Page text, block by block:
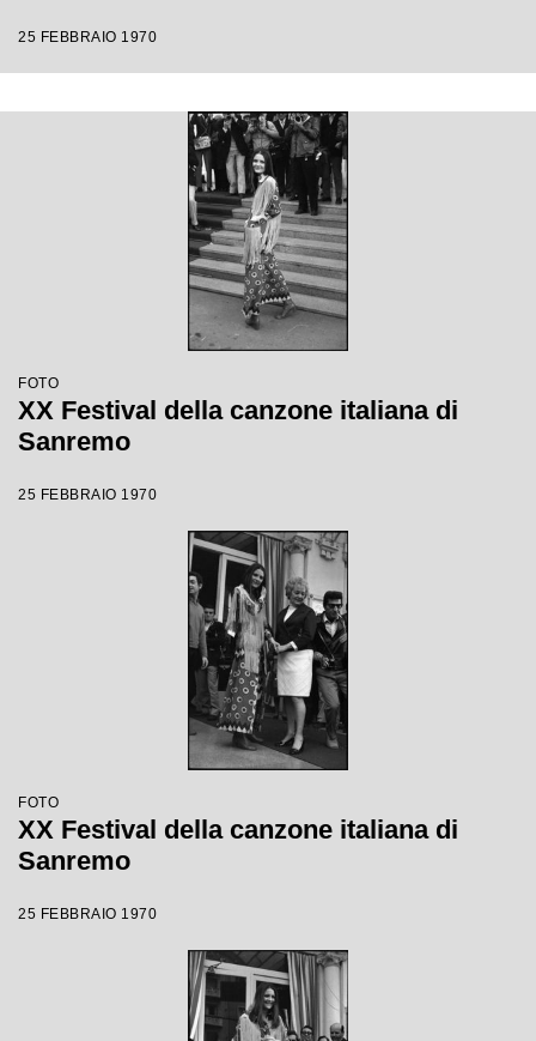
25 FEBBRAIO 1970
FOTO
XX Festival della canzone italiana di
Sanremo
25 FEBBRAIO 1970
FOTO
XX Festival della canzone italiana di
Sanremo
25 FEBBRAIO 1970